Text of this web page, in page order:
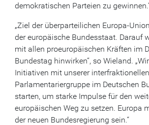
demokratischen Parteien zu
„Ziel der überparteilichen Europa-
der europäische Bundesstaat. Darauf
mit allen proeuropäischen Kräften im
Bundestag hinwirken“, so Wieland.
Initiativen mit unserer interfraktionellen
Parlamentariergruppe im Deutschen
starten, um starke Impulse für den
europäischen Weg zu setzen. Europa
der neuen Bundesregierung sein.“